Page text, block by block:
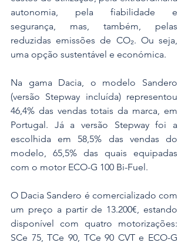
autonomia, pela fiabilidade e
segurança, mas, também, pelas
reduzidas emissões de CO₂. Ou seja,
uma opção sustentável e económica.
Na gama Dacia, o modelo Sandero
(versão Stepway incluída) representou
46,4% das vendas totais da marca, em
Portugal. Já a versão Stepway foi a
escolhida em 58,5% das vendas do
modelo, 65,5% das quais equipadas
com o motor ECO-G 100 Bi-Fuel.
O Dacia Sandero é comercializado com
um preço a partir de 13.200€, estando
disponível com quatro motorizações:
SCe 75, TCe 90, TCe 90 CVT e ECO-G